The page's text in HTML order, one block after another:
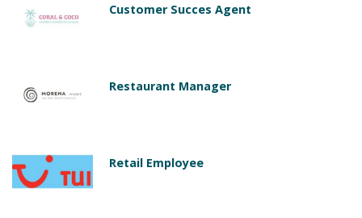
Customer Succes Agent
Restaurant Manager
Retail Employee